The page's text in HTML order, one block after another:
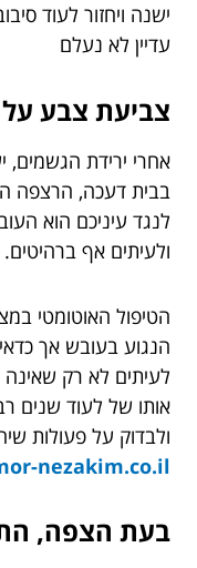
ישנה ויחזור לעוד
עדיין לא נעלם
צביעת צבע
אחרי ירידת
בבית דעכה, הרצפה
לנגד עיניכם הוא
ולעיתים אף ברהיטים.
הטיפול האוטומטי
הנגוע בעובש אך
לעיתים לא רק
אותו של לעוד שנים
ולבדוק על פעולות
nezakim.co.il
בעת הצפה,